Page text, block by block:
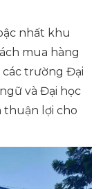
nhất khu
mua hàng
các trường Đại
và Đại học
thuận lợi cho